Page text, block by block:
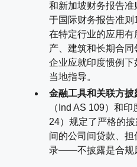
和新加坡财务报告
于国际财务报告准
在特定行业的应用
产、建筑和长期合
企业应就印度惯例
当地指导。
金融工具和关联方披
（Ind AS 109）和
24）规定了严格的
间的公司间贷款、
录——不披露是合规